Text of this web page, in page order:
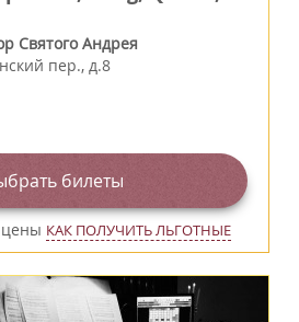
Святого Андрея
пер., д.8
билеты
цены КАК ПОЛУЧИТЬ ЛЬГОТНЫЕ